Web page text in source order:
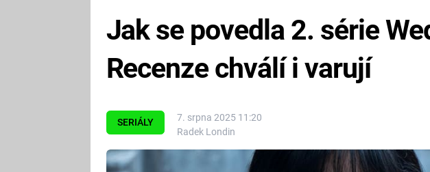
SERIÁLY
7. srpna 2025 11:20
Radek Londin
Jak se povedla 2. série
Recenze chválí i varují